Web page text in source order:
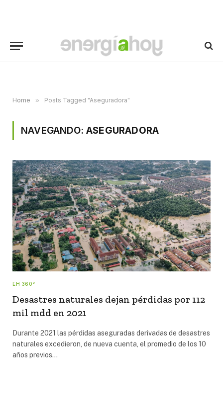
Home » Posts Tagged "Aseguradora"
NAVEGANDO:ASEGURADORA
EH 360°
Desastres naturales dejan pérdidas por 112
mil mdd en 2021
Durante 2021 las pérdidas aseguradas derivadas de desastres
naturales excedieron, de nueva cuenta, el promedio de los 10
años previos…